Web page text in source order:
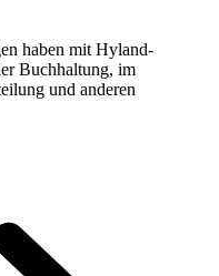
haben mit Hyland-
Buchhaltung, im
und anderen